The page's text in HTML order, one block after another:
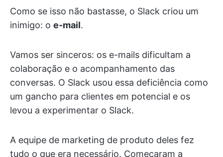
Como se isso não bastasse, o Slack criou um
inimigo: o e-mail.
Vamos ser sinceros: os e-mails dificultam a
colaboração e o acompanhamento das
conversas. O Slack usou essa deficiência como
um gancho para clientes em potencial e os
levou a experimentar o Slack.
A equipe de marketing de produto deles fez
tudo o que era necessário. Começaram a